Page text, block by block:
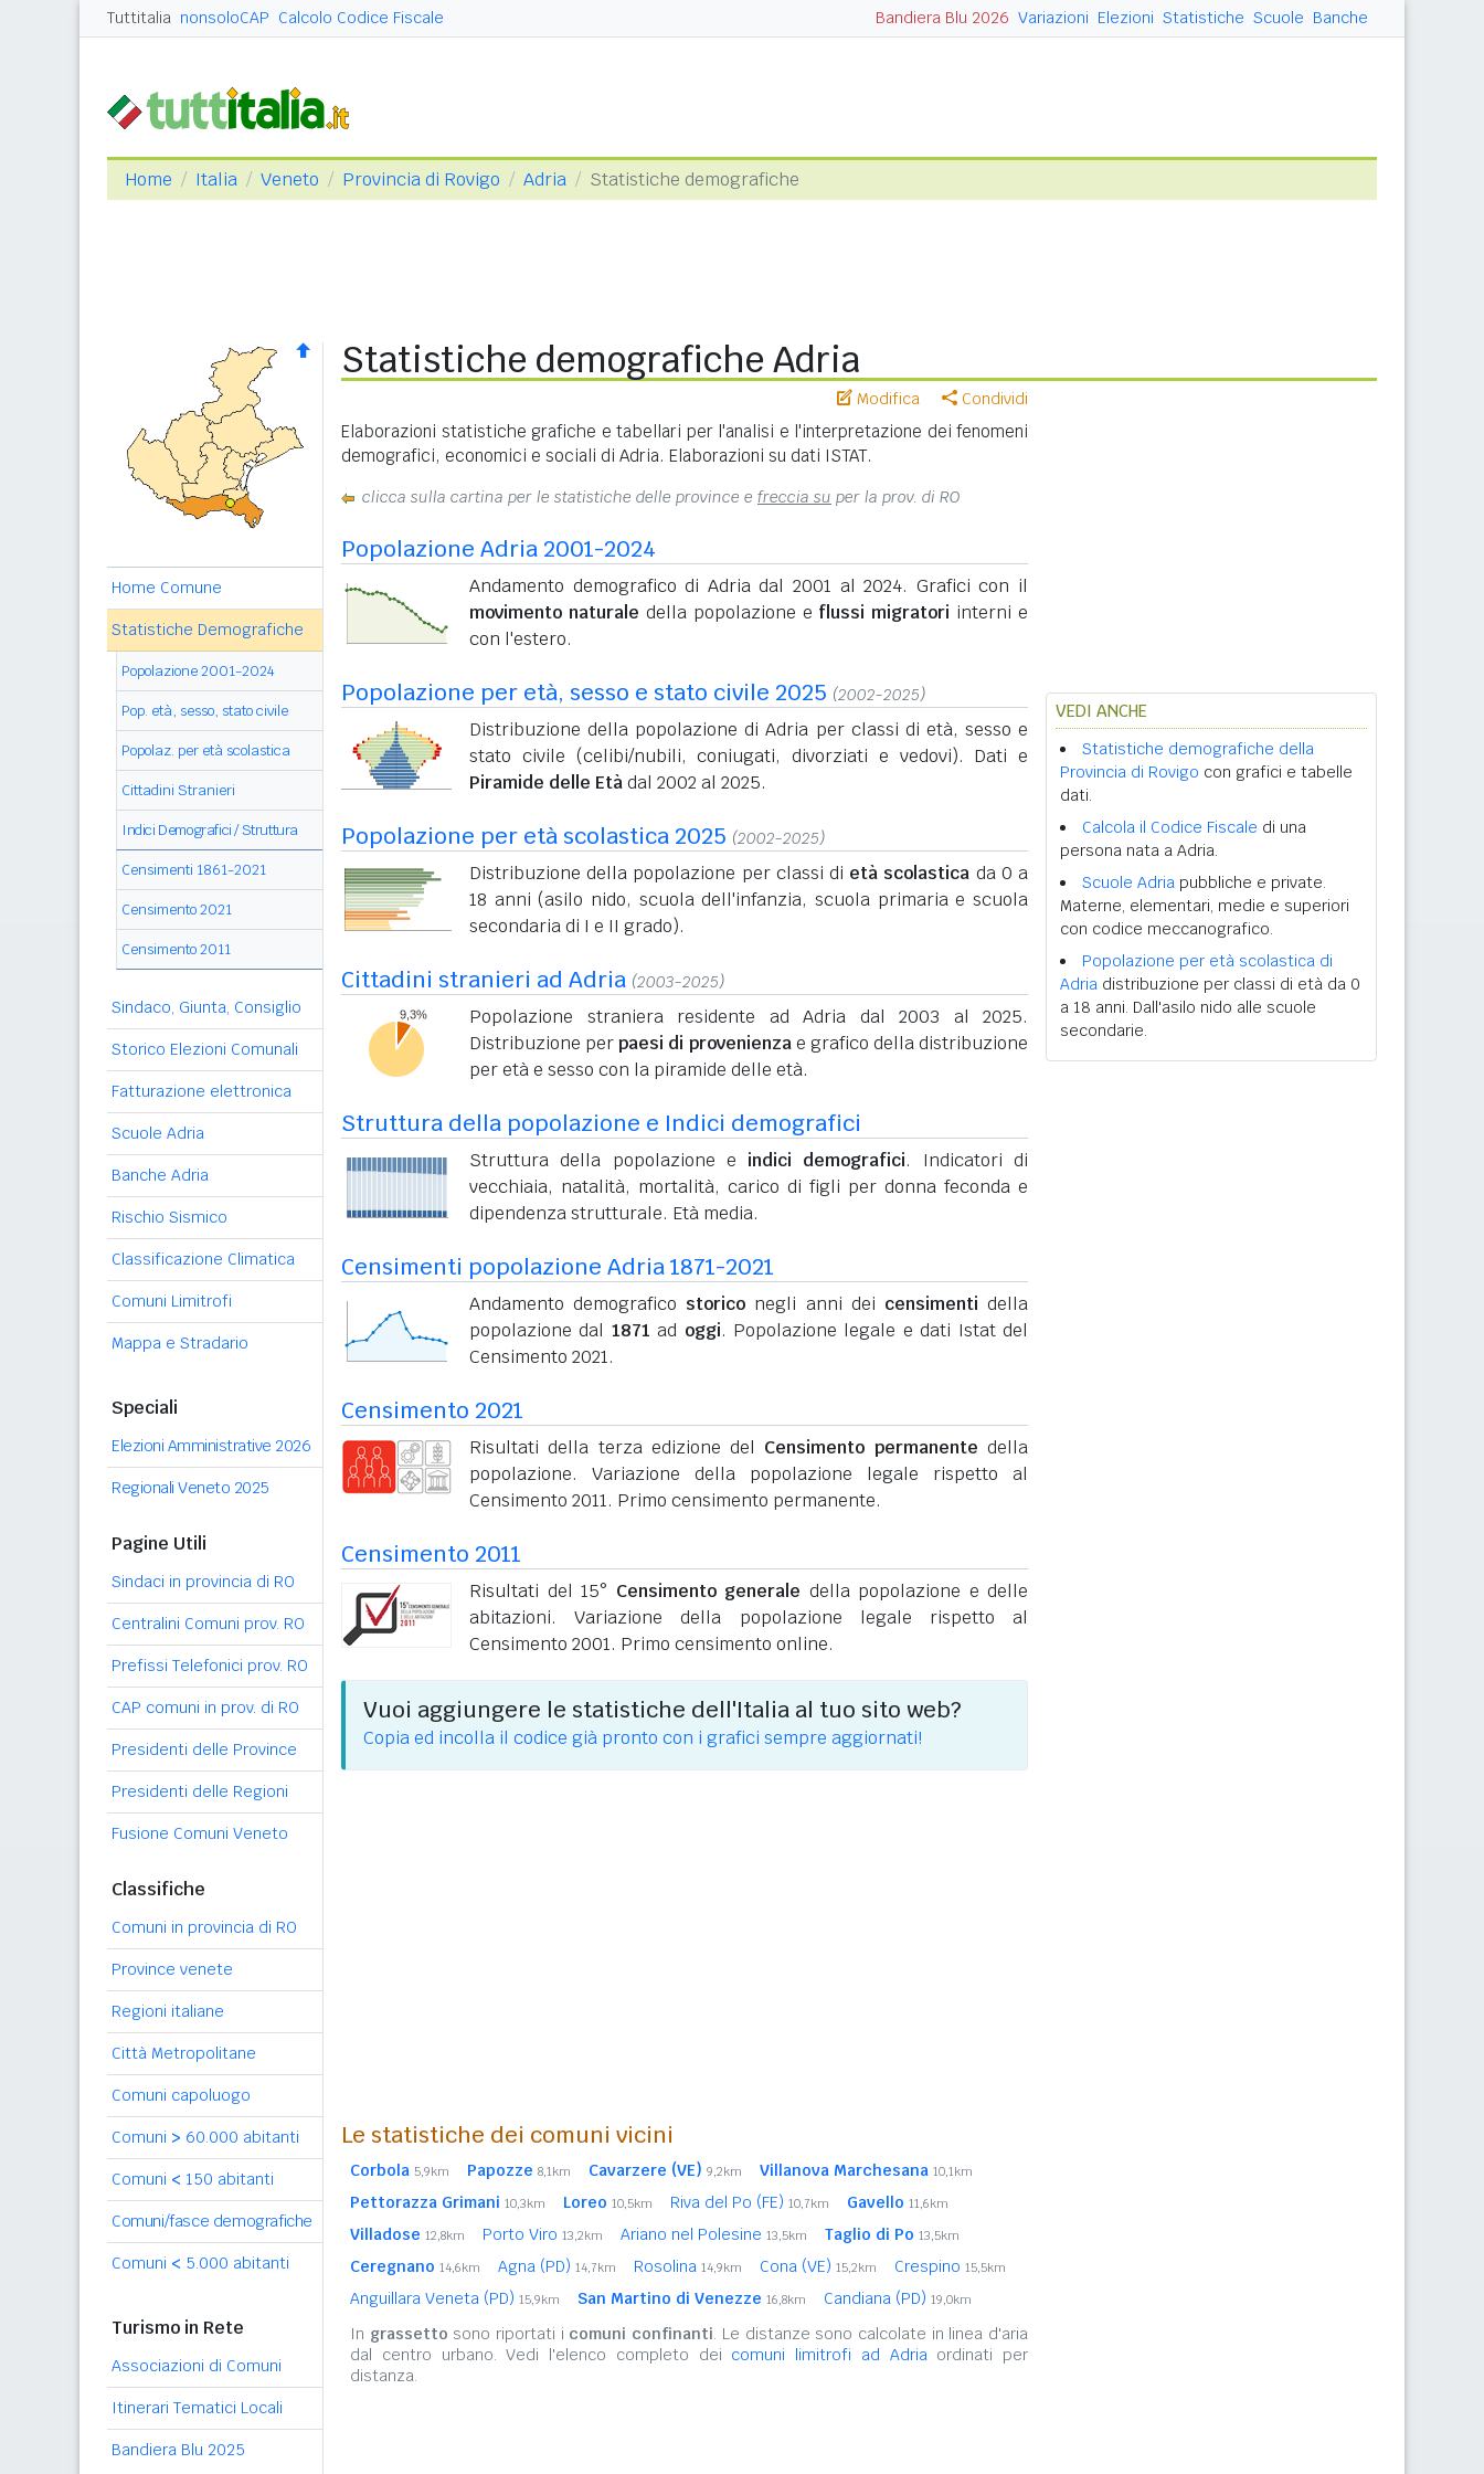
Tuttitalia nonsoloCAP Calcolo Codice Fiscale Bandiera Blu 2026 Variazioni Elezioni Statistiche Scuole Banche
Home Italia Veneto Provincia di Rovigo Adria Statistiche demografiche
Home Comune
Statistiche Demografiche
Popolazione 2001-2024
Pop. età, sesso, stato civile
Popolaz. per età scolastica
Cittadini Stranieri
Indici Demografici / Struttura
Censimenti 1861-2021
Censimento 2021
Censimento 2011
Sindaco, Giunta, Consiglio
Storico Elezioni Comunali
Fatturazione elettronica
Scuole Adria
Banche Adria
Rischio Sismico
Classificazione Climatica
Comuni Limitrofi
Mappa e Stradario
Speciali
Elezioni Amministrative 2026
Regionali Veneto 2025
Pagine Utili
Sindaci in provincia di RO
Centralini Comuni prov. RO
Prefissi Telefonici prov. RO
CAP comuni in prov. di RO
Presidenti delle Province
Presidenti delle Regioni
Fusione Comuni Veneto
Classifiche
Comuni in provincia di RO
Province venete
Regioni italiane
Città Metropolitane
Comuni capoluogo
Comuni > 60.000 abitanti
Comuni < 150 abitanti
Comuni/fasce demografiche
Comuni < 5.000 abitanti
Turismo in Rete
Associazioni di Comuni
Itinerari Tematici Locali
Bandiera Blu 2025
Statistiche demografiche Adria
Modifica Condividi
Elaborazioni statistiche grafiche e tabellari per l'analisi e l'interpretazione dei fenomeni
demografici, economici e sociali di Adria. Elaborazioni su dati ISTAT.
clicca sulla cartina per le statistiche delle province e freccia su per la prov. di RO
Popolazione Adria 2001-2024
Andamento demografico di Adria dal 2001 al 2024. Grafici con il
movimento naturale della popolazione e flussi migratori interni e
con l'estero.
Popolazione per età, sesso e stato civile 2025 (2002-2025)
Distribuzione della popolazione di Adria per classi di età, sesso e
stato civile (celibi/nubili, coniugati, divorziati e vedovi). Dati e
Piramide delle Etàdal 2002 al 2025.
Popolazione per età scolastica 2025 (2002-2025)
Distribuzione della popolazione per classi di età scolastica da 0 a
18 anni (asilo nido, scuola dell'infanzia, scuola primaria e scuola
secondaria di I e II grado).
Cittadini stranieri ad Adria (2003-2025)
Popolazione straniera residente ad Adria dal 2003 al 2025.
Distribuzione perpaesi di provenienzae grafico della distribuzione
per età e sesso con la piramide delle età.
Struttura della popolazione e Indici demografici
Struttura della popolazione e indici demografici. Indicatori di
vecchiaia, natalità, mortalità, carico di figli per donna feconda e
dipendenza strutturale. Età media.
Censimenti popolazione Adria 1871-2021
Andamento demografico storico negli anni dei censimenti della
popolazione dal 1871 ad oggi. Popolazione legale e dati Istat del
Censimento 2021.
Censimento 2021
Risultati della terza edizione del Censimento permanente della
popolazione. Variazione della popolazione legale rispetto al
Censimento 2011. Primo censimento permanente.
Censimento 2011
Risultati del 15° Censimento generale della popolazione e delle
abitazioni. Variazione della popolazione legale rispetto al
Censimento 2001. Primo censimento online.
Vuoi aggiungere le statistiche dell'Italia al tuo sito web?
Copia ed incolla il codice già pronto con i grafici sempre aggiornati!
Le statistiche dei comuni vicini
Corbola 5,9km Papozze 8,1km Cavarzere (VE) 9,2km Villanova Marchesana 10,1km
Pettorazza Grimani 10,3km Loreo 10,5km Riva del Po (FE) 10,7km Gavello 11,6km
Villadose 12,8km Porto Viro 13,2km Ariano nel Polesine 13,5km Taglio di Po 13,5km
Ceregnano 14,6km Agna (PD) 14,7km Rosolina 14,9km Cona (VE) 15,2km Crespino 15,5km
Anguillara Veneta (PD) 15,9km San Martino di Venezze 16,8km Candiana (PD) 19,0km
In grassetto sono riportati i comuni confinanti. Le distanze sono calcolate in linea d'aria
dal centro urbano. Vedi l'elenco completo dei comuni limitrofi ad Adriaordinati per
distanza.
VEDI ANCHE
Statistiche demografiche della
Provincia di Rovigo con grafici e tabelle
dati.
Calcola il Codice Fiscale di una
persona nata a Adria.
Scuole Adria pubbliche e private.
Materne, elementari, medie e superiori
con codice meccanografico.
Popolazione per età scolastica di
Adria distribuzione per classi di età da 0
a 18 anni. Dall'asilo nido alle scuole
secondarie.